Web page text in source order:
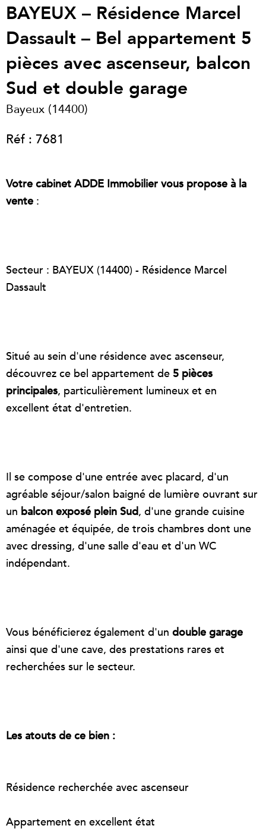
BAYEUX – Résidence Marcel
Dassault – Bel appartement 5
pièces avec ascenseur, balcon
Sud et double garage
Bayeux (14400)
Réf : 7681
Votre cabinet ADDE Immobilier vous propose à la
vente :
Secteur : BAYEUX (14400) - Résidence Marcel
Dassault
Situé au sein d'une résidence avec ascenseur,
découvrez ce bel appartement de 5 pièces
principales, particulièrement lumineux et en
excellent état d'entretien.
Il se compose d'une entrée avec placard, d'un
agréable séjour/salon baigné de lumière ouvrant sur
un balcon exposé plein Sud, d'une grande cuisine
aménagée et équipée, de trois chambres dont une
avec dressing, d'une salle d'eau et d'un WC
indépendant.
Vous bénéficierez également d'un double garage
ainsi que d'une cave, des prestations rares et
recherchées sur le secteur.
Les atouts de ce bien :
Résidence recherchée avec ascenseur
Appartement en excellent état